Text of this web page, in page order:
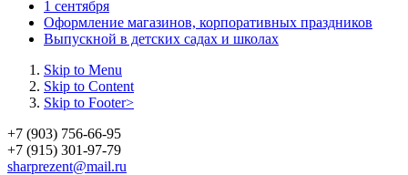
1 сентября
Оформление магазинов, корпоративных праздников
Выпускной в детских садах и школах
Skip to Menu
Skip to Content
Skip to Footer>
+7 (903) 756-66-95
+7 (915) 301-97-79
sharprezent@mail.ru